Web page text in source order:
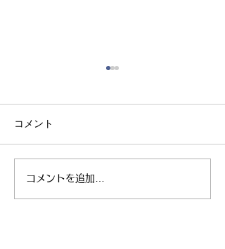
親子ヨガ と おはなし
会
コメント
コメントを追加…